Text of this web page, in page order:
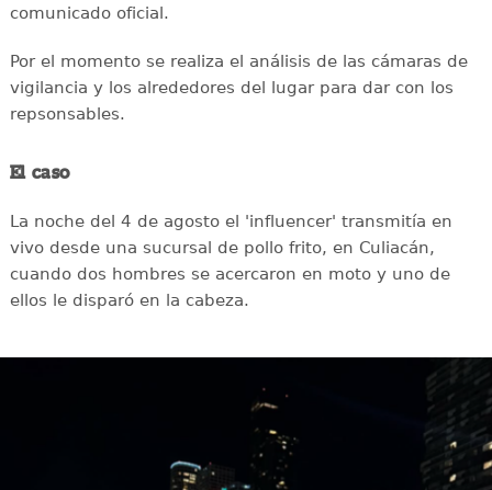
comunicado oficial.
Por el momento se realiza el análisis de las cámaras de
vigilancia y los alrededores del lugar para dar con los
repsonsables.
El caso
La noche del 4 de agosto el 'influencer' transmitía en
vivo desde una sucursal de pollo frito, en Culiacán,
cuando dos hombres se acercaron en moto y uno de
ellos le disparó en la cabeza.